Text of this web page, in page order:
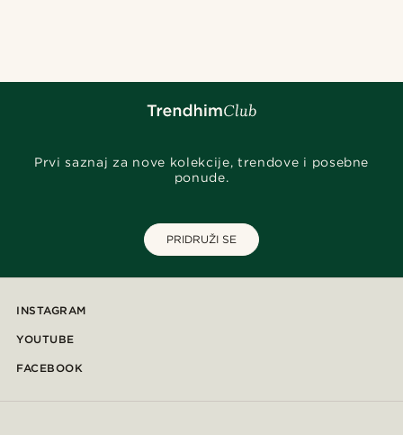
Prvi saznaj za nove kolekcije, trendove i posebne
ponude.
PRIDRUŽI SE
INSTAGRAM
YOUTUBE
FACEBOOK